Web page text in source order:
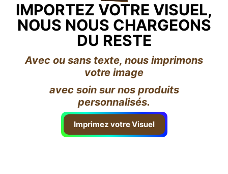
IMPORTEZ VOTRE VISUEL,
NOUS NOUS CHARGEONS
DU RESTE
Avec ou sans texte, nous imprimons
votre image
avec soin sur nos produits
personnalisés.
Imprimez votre Visuel